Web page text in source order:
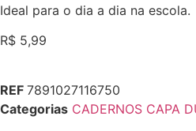
Ideal para o dia a dia na escola.
R$ 5,99
REF 7891027116750
Categorias CADERNOS CAPA